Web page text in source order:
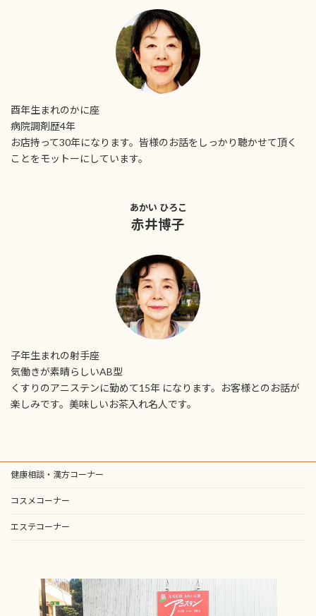
酉年生まれのかに座
病院調剤歴4年
お店持って30年になります。皆様のお話をしっかり聴かせて頂く
ことをモットーにしています。
あかい ひろこ
赤井博子
子年生まれの射手座
気働きが素晴らしいAB型
くすりのアニステンに勤めて15年 になります。お客様とのお話が
楽しみです。美味しいお茶入れ名人です。
健康相談・漢方コーナー
コスメコーナー
エステコーナー